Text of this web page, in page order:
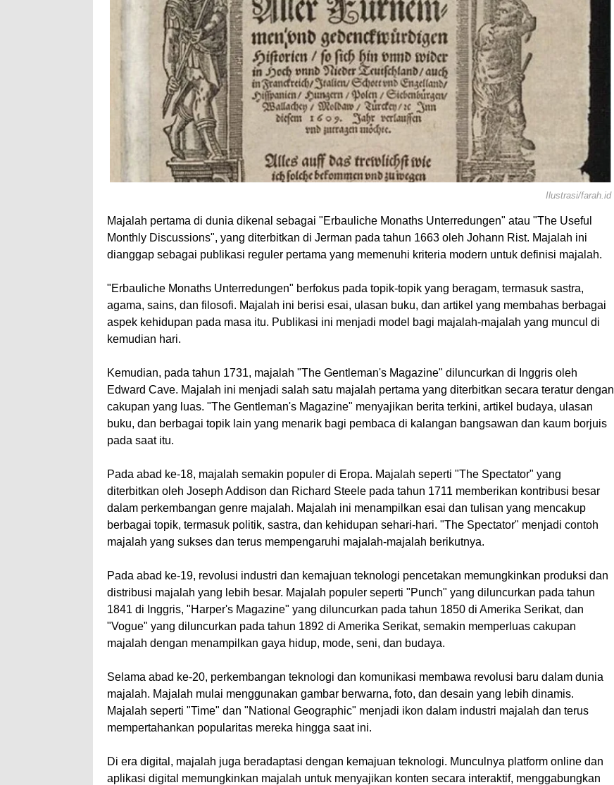
Ilustrasi/farah.id
Majalah pertama di dunia dikenal sebagai "Erbauliche Monaths Unterredungen" atau "The Useful
Monthly Discussions", yang diterbitkan di Jerman pada tahun 1663 oleh Johann Rist. Majalah ini
dianggap sebagai publikasi reguler pertama yang memenuhi kriteria modern untuk definisi majalah.
"Erbauliche Monaths Unterredungen" berfokus pada topik-topik yang beragam, termasuk sastra,
agama, sains, dan filosofi. Majalah ini berisi esai, ulasan buku, dan artikel yang membahas berbagai
aspek kehidupan pada masa itu. Publikasi ini menjadi model bagi majalah-majalah yang muncul di
kemudian hari.
Kemudian, pada tahun 1731, majalah "The Gentleman's Magazine" diluncurkan di Inggris oleh
Edward Cave. Majalah ini menjadi salah satu majalah pertama yang diterbitkan secara teratur dengan
cakupan yang luas. "The Gentleman's Magazine" menyajikan berita terkini, artikel budaya, ulasan
buku, dan berbagai topik lain yang menarik bagi pembaca di kalangan bangsawan dan kaum borjuis
pada saat itu.
Pada abad ke-18, majalah semakin populer di Eropa. Majalah seperti "The Spectator" yang
diterbitkan oleh Joseph Addison dan Richard Steele pada tahun 1711 memberikan kontribusi besar
dalam perkembangan genre majalah. Majalah ini menampilkan esai dan tulisan yang mencakup
berbagai topik, termasuk politik, sastra, dan kehidupan sehari-hari. "The Spectator" menjadi contoh
majalah yang sukses dan terus mempengaruhi majalah-majalah berikutnya.
Pada abad ke-19, revolusi industri dan kemajuan teknologi pencetakan memungkinkan produksi dan
distribusi majalah yang lebih besar. Majalah populer seperti "Punch" yang diluncurkan pada tahun
1841 di Inggris, "Harper's Magazine" yang diluncurkan pada tahun 1850 di Amerika Serikat, dan
"Vogue" yang diluncurkan pada tahun 1892 di Amerika Serikat, semakin memperluas cakupan
majalah dengan menampilkan gaya hidup, mode, seni, dan budaya.
Selama abad ke-20, perkembangan teknologi dan komunikasi membawa revolusi baru dalam dunia
majalah. Majalah mulai menggunakan gambar berwarna, foto, dan desain yang lebih dinamis.
Majalah seperti "Time" dan "National Geographic" menjadi ikon dalam industri majalah dan terus
mempertahankan popularitas mereka hingga saat ini.
Di era digital, majalah juga beradaptasi dengan kemajuan teknologi. Munculnya platform online dan
aplikasi digital memungkinkan majalah untuk menyajikan konten secara interaktif, menggabungkan